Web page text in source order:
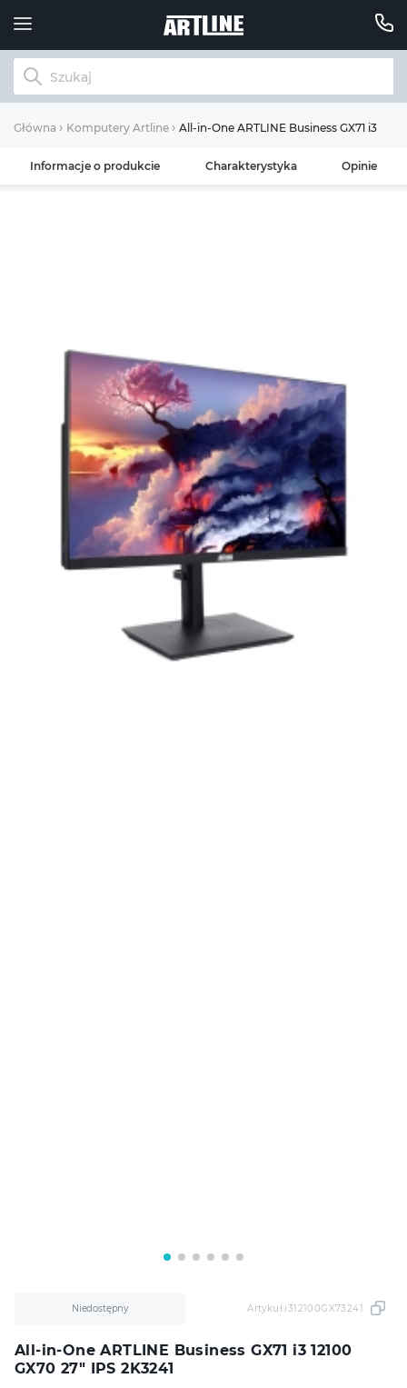
Główna Komputery Artline All-in-One ARTLINE Business GX71 i3
Informacje o produkcie Charakterystyka Opinie
All-in-One ARTLINE Business GX71 i3 12100
GX70 27" IPS 2K3241
Niedostępny Artykuł:i312100GX73241